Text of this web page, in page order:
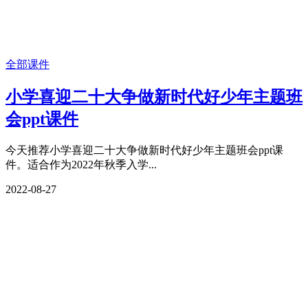
全部课件
小学喜迎二十大争做新时代好少年主题班
会ppt课件
今天推荐小学喜迎二十大争做新时代好少年主题班会ppt课
件。适合作为2022年秋季入学...
2022-08-27